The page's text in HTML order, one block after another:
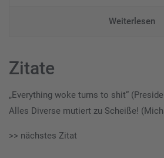
Weiterlesen
Zitate
„Everything woke turns to shit“
Alles Diverse mutiert zu Scheiße!
>> nächstes Zitat